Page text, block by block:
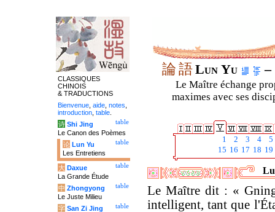
論語Lun Yu –
Le Maître échange
maximes avec ses
1 2 3 4
5
15 16 17 18 19
Le Maître dit : «
intelligent, tant que
CLASSIQUES
CHINOIS
& TRADUCTIONS
Bienvenue aide notes
introduction table
table
诗 Shi Jing
Le Canon des Poèmes
table
论 Lun Yu
Les Entretiens
table
大 Daxue
La Grande Étude
table
中 Zhongyong
Le Juste Milieu
table
字 San Zi Jing